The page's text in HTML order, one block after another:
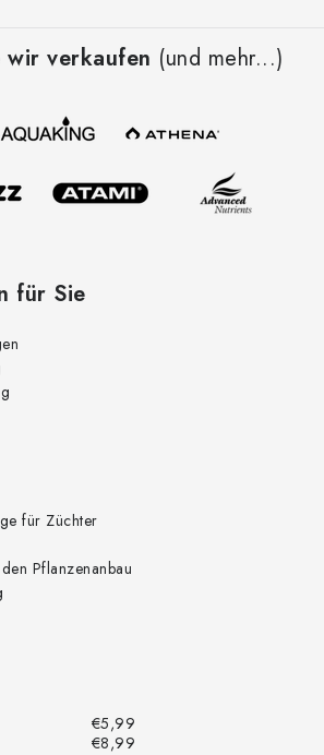
verkaufen (und mehr...)
für Sie
für Züchter
Pflanzenanbau
€5,99
€8,99